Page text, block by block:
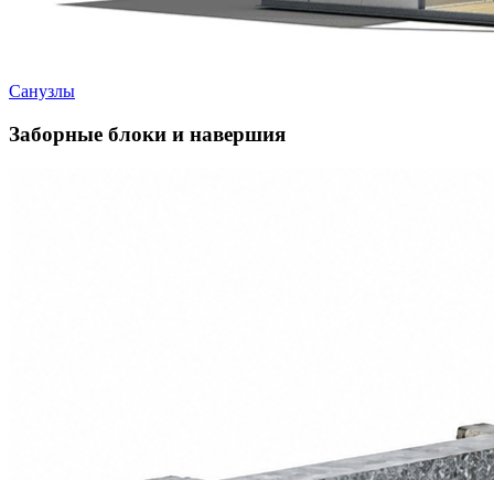
Санузлы
Заборные блоки и навершия